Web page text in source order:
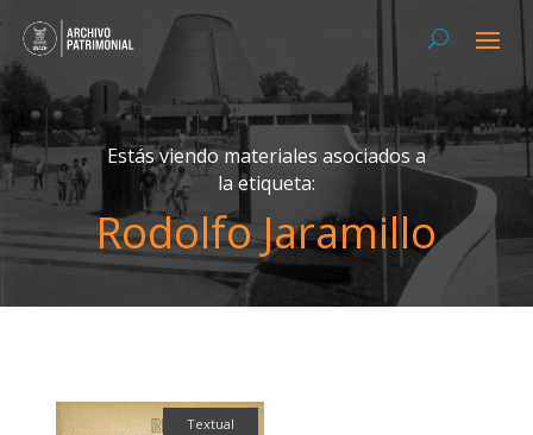
Estás viendo materiales asociados a
la etiqueta:
Rodolfo Jaramillo
Textual